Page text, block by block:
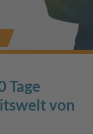
Tage
von